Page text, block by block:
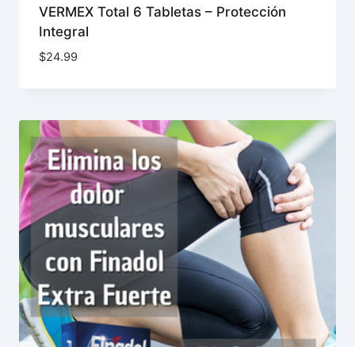
VERMEX Total 6 Tabletas – Protección
Integral
$24.99